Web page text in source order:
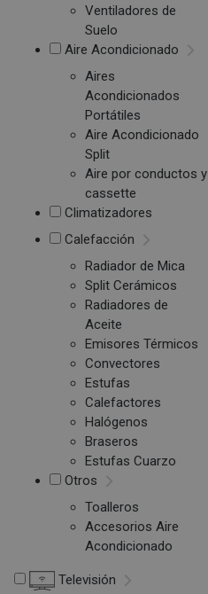
Ventiladores de
Suelo
Aire Acondicionado
Aires
Acondicionados
Portátiles
Aire Acondicionado
Split
Aire por conductos y
cassette
Climatizadores
Calefacción
Radiador de Mica
Split Cerámicos
Radiadores de
Aceite
Emisores Térmicos
Convectores
Estufas
Calefactores
Halógenos
Braseros
Estufas Cuarzo
Otros
Toalleros
Accesorios Aire
Acondicionado
Televisión